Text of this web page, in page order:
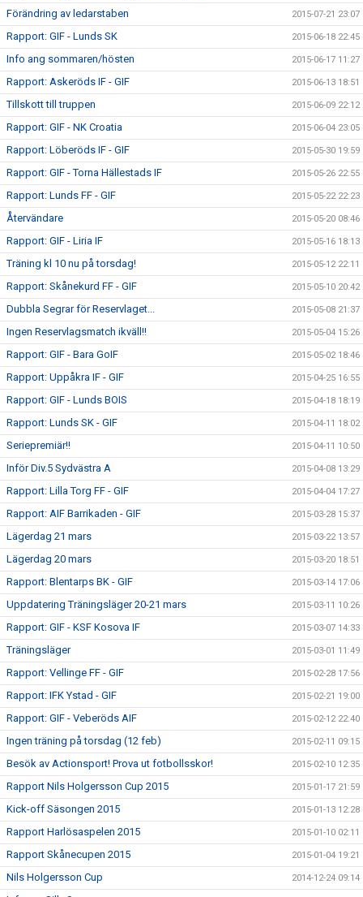
Förändring av ledarstaben 2015-07-21 23:07
Rapport: GIF - Lunds SK 2015-06-18 22:45
Info ang sommaren/hösten 2015-06-17 11:27
Rapport: Askeröds IF - GIF 2015-06-13 18:51
Tillskott till truppen 2015-06-09 22:12
Rapport: GIF - NK Croatia 2015-06-04 23:05
Rapport: Löberöds IF - GIF 2015-05-30 19:59
Rapport: GIF - Torna Hällestads IF 2015-05-26 22:55
Rapport: Lunds FF - GIF 2015-05-22 22:23
Återvändare 2015-05-20 08:46
Rapport: GIF - Liria IF 2015-05-16 18:13
Träning kl 10 nu på torsdag! 2015-05-12 22:11
Rapport: Skånekurd FF - GIF 2015-05-10 20:42
Dubbla Segrar för Reservlaget... 2015-05-08 21:37
Ingen Reservlagsmatch ikväll!! 2015-05-04 15:26
Rapport: GIF - Bara GoIF 2015-05-02 18:46
Rapport: Uppåkra IF - GIF 2015-04-25 16:55
Rapport: GIF - Lunds BOIS 2015-04-18 18:19
Rapport: Lunds SK - GIF 2015-04-11 18:02
Seriepremiär!! 2015-04-11 10:50
Inför Div.5 Sydvästra A 2015-04-08 13:29
Rapport: Lilla Torg FF - GIF 2015-04-04 17:27
Rapport: AIF Barrikaden - GIF 2015-03-28 15:37
Lägerdag 21 mars 2015-03-22 13:57
Lägerdag 20 mars 2015-03-20 18:51
Rapport: Blentarps BK - GIF 2015-03-14 17:06
Uppdatering Träningsläger 20-21 mars 2015-03-11 10:26
Rapport: GIF - KSF Kosova IF 2015-03-07 14:33
Träningsläger 2015-03-01 11:49
Rapport: Vellinge FF - GIF 2015-02-28 17:56
Rapport: IFK Ystad - GIF 2015-02-21 19:00
Rapport: GIF - Veberöds AIF 2015-02-12 22:40
Ingen träning på torsdag (12 feb) 2015-02-11 09:15
Besök av Actionsport! Prova ut fotbollsskor! 2015-02-10 12:35
Rapport Nils Holgersson Cup 2015 2015-01-17 21:59
Kick-off Säsongen 2015 2015-01-13 12:28
Rapport Harlösaspelen 2015 2015-01-10 02:11
Rapport Skånecupen 2015 2015-01-04 19:21
Nils Holgersson Cup 2014-12-24 09:14